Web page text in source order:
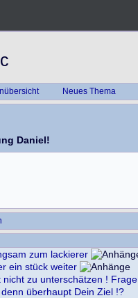
Neues Thema
Daniel!
zum lackierer
ein stück weiter
nicht zu unterschätzen ! Frage
überhaupt Dein Ziel !?